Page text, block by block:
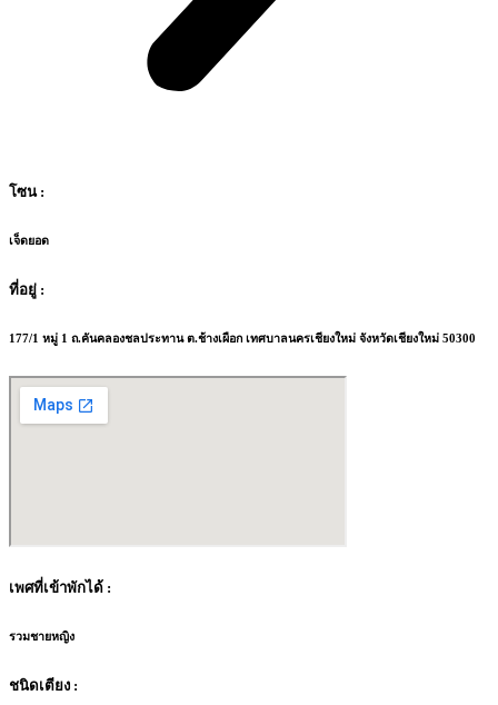
โซน :
เจ็ดยอด
ที่อยู่ :
177/1 หมู่ 1 ถ.คันคลองชลประทาน ต.ช้างเผือก เทศบาลนครเชียงใหม่ จังหวัดเชียงใหม่ 50300
เพศที่เข้าพักได้ :
รวมชายหญิง
ชนิดเตียง :